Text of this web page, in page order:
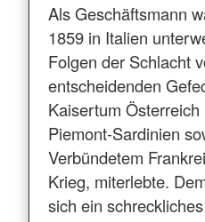
Als Geschäftsmann
1859 in Italien
Folgen der Schlacht
entscheidenden
Kaisertum
Piemont-Sardinien
Verbündetem
Krieg, miterlebte.
sich ein